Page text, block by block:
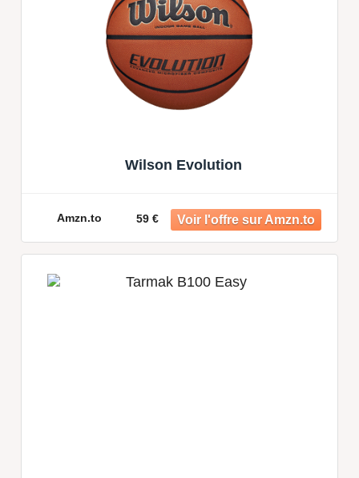
Wilson Evolution
Amzn.to 59 €